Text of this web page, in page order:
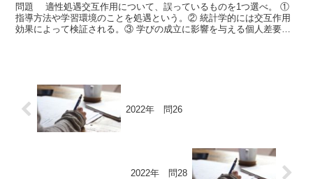
問題 適性処遇交互作用について、誤っているものを1つ選べ。 ①
指導方法や学習環境のことを処遇という。② 統計学的には交互作用
効果によって検証される。③ 学びの成立に影響を与える個人差要因
2022年 問26
2022年 問28